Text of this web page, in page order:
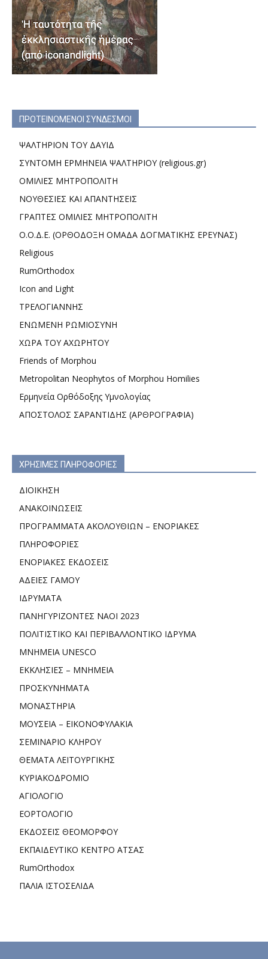
ΠΡΟΤΕΙΝΟΜΕΝΟΙ ΣΥΝΔΕΣΜΟΙ
ΨΑΛΤΗΡΙΟΝ ΤΟΥ ΔΑΥΙΔ
ΣΥΝΤΟΜΗ ΕΡΜΗΝΕΙΑ ΨΑΛΤΗΡΙΟΥ (religious.gr)
ΟΜΙΛΙΕΣ ΜΗΤΡΟΠΟΛΙΤΗ
ΝΟΥΘΕΣΙΕΣ ΚΑΙ ΑΠΑΝΤΗΣΕΙΣ
ΓΡΑΠΤΕΣ ΟΜΙΛΙΕΣ ΜΗΤΡΟΠΟΛΙΤΗ
Ο.Ο.Δ.Ε. (ΟΡΘΟΔΟΞΗ ΟΜΑΔΑ ΔΟΓΜΑΤΙΚΗΣ ΕΡΕΥΝΑΣ)
Religious
RumOrthodox
Icon and Light
ΤΡΕΛΟΓΙΑΝΝΗΣ
ΕΝΩΜΕΝΗ ΡΩΜΙΟΣΥΝΗ
ΧΩΡΑ ΤΟΥ ΑΧΩΡΗΤΟΥ
Friends of Morphou
Metropolitan Neophytos of Morphou Homilies
Ερμηνεία Ορθόδοξης Υμνολογίας
ΑΠΟΣΤΟΛΟΣ ΣΑΡΑΝΤΙΔΗΣ (ΑΡΘΡΟΓΡΑΦΙΑ)
ΧΡΗΣΙΜΕΣ ΠΛΗΡΟΦΟΡΙΕΣ
ΔΙΟΙΚΗΣΗ
ΑΝΑΚΟΙΝΩΣΕΙΣ
ΠΡΟΓΡΑΜΜΑΤΑ ΑΚΟΛΟΥΘΙΩΝ – ΕΝΟΡΙΑΚΕΣ
ΠΛΗΡΟΦΟΡΙΕΣ
ΕΝΟΡΙΑΚΕΣ ΕΚΔΟΣΕΙΣ
ΑΔΕΙΕΣ ΓΑΜΟΥ
ΙΔΡΥΜΑΤΑ
ΠΑΝΗΓΥΡΙΖΟΝΤΕΣ ΝΑΟΙ 2023
ΠΟΛΙΤΙΣΤΙΚΟ ΚΑΙ ΠΕΡΙΒΑΛΛΟΝΤΙΚΟ ΙΔΡΥΜΑ
ΜΝΗΜΕΙΑ UNESCO
ΕΚΚΛΗΣΙΕΣ – ΜΝΗΜΕΙΑ
ΠΡΟΣΚΥΝΗΜΑΤΑ
ΜΟΝΑΣΤΗΡΙΑ
ΜΟΥΣΕΙΑ – ΕΙΚΟΝΟΦΥΛΑΚΙΑ
ΣΕΜΙΝΑΡΙΟ ΚΛΗΡΟΥ
ΘΕΜΑΤΑ ΛΕΙΤΟΥΡΓΙΚΗΣ
ΚΥΡΙΑΚΟΔΡΟΜΙΟ
ΑΓΙΟΛΟΓΙΟ
ΕΟΡΤΟΛΟΓΙΟ
ΕΚΔΟΣΕΙΣ ΘΕΟΜΟΡΦΟΥ
ΕΚΠΑΙΔΕΥΤΙΚΟ ΚΕΝΤΡΟ ΑΤΣΑΣ
RumOrthodox
ΠΑΛΙΑ ΙΣΤΟΣΕΛΙΔΑ